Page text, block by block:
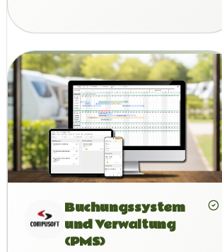
Buchungssystem
und Verwaltung
(PMS)